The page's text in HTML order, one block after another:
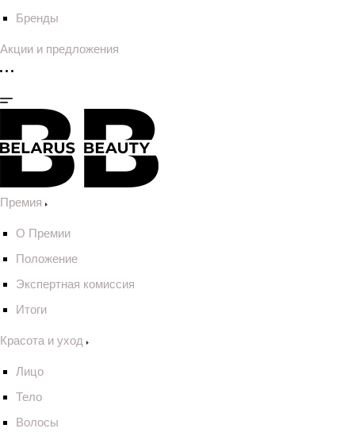
Бренды
Акции и предложения
Премия
О Премии
Положение
Экспертная комиссия
Итоги
Красота и уход
Лицо
Тело
Волосы